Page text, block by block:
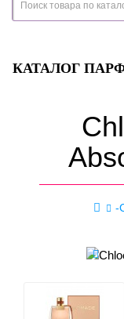
КАТАЛОГ
-